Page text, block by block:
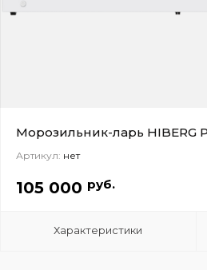
Морозильник-ларь HIBERG
Артикул: нет
105 000 руб.
Характеристики